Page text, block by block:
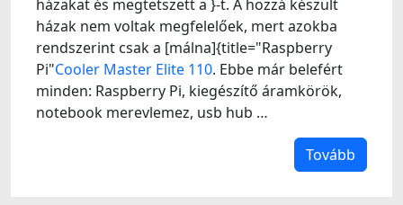
házakat és megtetszett a }-t. A hozzá készült
házak nem voltak megfelelőek, mert azokba
rendszerint csak a [málna]{title="Raspberry
Pi"Cooler Master Elite 110. Ebbe már belefért
minden: Raspberry Pi, kiegészítő áramkörök,
notebook merevlemez, usb hub …
Tovább